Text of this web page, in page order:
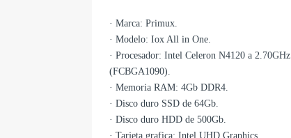
· Marca: Primux.
· Modelo: Iox All in One.
· Procesador: Intel Celeron N4120 a 2.70GHz
(FCBGA1090).
· Memoria RAM: 4Gb DDR4.
· Disco duro SSD de 64Gb.
· Disco duro HDD de 500Gb.
· Tarjeta grafica: Intel UHD Graphics.